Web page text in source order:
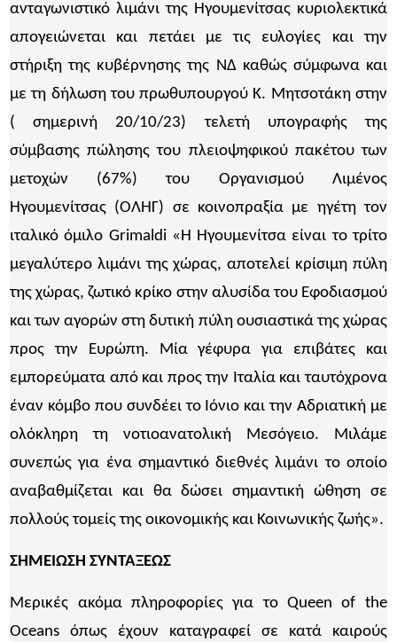
ανταγωνιστικό λιμάνι της Ηγουμενίτσας κυριολεκτικά
απογειώνεται και πετάει με τις ευλογίες και την
στήριξη της κυβέρνησης της ΝΔ καθώς σύμφωνα και
με τη δήλωση του πρωθυπουργού Κ. Μητσοτάκη στην
( σημερινή 20/10/23) τελετή υπογραφής της
σύμβασης πώλησης του πλειοψηφικού πακέτου των
μετοχών (67%) του Οργανισμού Λιμένος
Ηγουμενίτσας (ΟΛΗΓ) σε κοινοπραξία με ηγέτη τον
ιταλικό όμιλο Grimaldi «Η Ηγουμενίτσα είναι το τρίτο
μεγαλύτερο λιμάνι της χώρας, αποτελεί κρίσιμη πύλη
της χώρας, ζωτικό κρίκο στην αλυσίδα του Εφοδιασμού
και των αγορών στη δυτική πύλη ουσιαστικά της χώρας
προς την Ευρώπη. Μία γέφυρα για επιβάτες και
εμπορεύματα από και προς την Ιταλία και ταυτόχρονα
έναν κόμβο που συνδέει το Ιόνιο και την Αδριατική με
ολόκληρη τη νοτιοανατολική Μεσόγειο. Μιλάμε
συνεπώς για ένα σημαντικό διεθνές λιμάνι το οποίο
αναβαθμίζεται και θα δώσει σημαντική ώθηση σε
πολλούς τομείς της οικονομικής και Κοινωνικής ζωής».
ΣΗΜΕΙΩΣΗ ΣΥΝΤΑΞΕΩΣ
Μερικές ακόμα πληροφορίες για το Queen of the
Oceans όπως έχουν καταγραφεί σε κατά καιρούς